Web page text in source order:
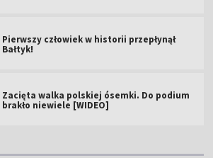
Pierwszy człowiek w historii przepłynął
Bałtyk!
Zacięta walka polskiej ósemki. Do podium
brakło niewiele [WIDEO]